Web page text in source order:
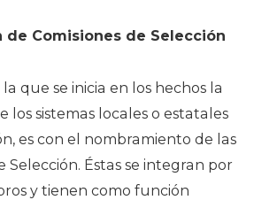
de Comisiones de Selección
que se inicia en los hechos la
los sistemas locales o estatales
es con el nombramiento de las
Selección. Éstas se integran por
y tienen como función